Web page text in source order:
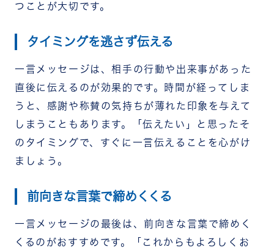
つことが大切です。
タイミングを逃さず伝える
一言メッセージは、相手の行動や出来事があった
直後に伝えるのが効果的です。時間が経ってしま
うと、感謝や称賛の気持ちが薄れた印象を与えて
しまうこともあります。「伝えたい」と思ったそ
のタイミングで、すぐに一言伝えることを心がけ
ましょう。
前向きな言葉で締めくくる
一言メッセージの最後は、前向きな言葉で締めく
くるのがおすすめです。「これからもよろしくお